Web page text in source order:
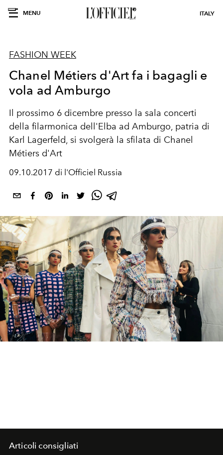
MENU ITALY
FASHION WEEK
Chanel Métiers d'Art fa i bagagli e
vola ad Amburgo
Il prossimo 6 dicembre presso la sala concerti
della filarmonica dell'Elba ad Amburgo, patria di
Karl Lagerfeld, si svolgerà la sfilata di Chanel
Métiers d'Art
09.10.2017 di l'Officiel Russia
Articoli consigliati